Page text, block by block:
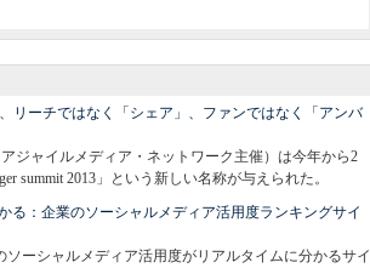
リーチではなく「シェア」、ファンではなく「アンバ
ジャイルメディア・ネットワーク主催）は今年から2
summit 2013」という新しい名称が与えられた。
る：企業のソーシャルメディア活用度ランキングサイ
ーシャルメディア活用度がリアルタイムに分かるサイ